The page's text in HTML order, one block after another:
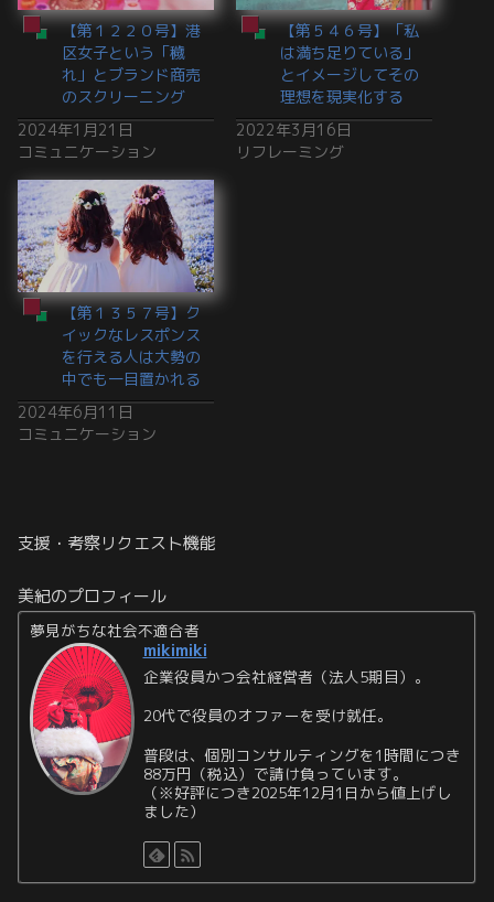
【第１２２０号】港
区女子という「穢
れ」とブランド商売
のスクリーニング
2024年1月21日
コミュニケーション
【第５４６号】「私
は満ち足りている」
とイメージしてその
理想を現実化する
2022年3月16日
リフレーミング
【第１３５７号】ク
イックなレスポンス
を行える人は大勢の
中でも一目置かれる
2024年6月11日
コミュニケーション
支援・考察リクエスト機能
美紀のプロフィール
夢見がちな社会不適合者
mikimiki
企業役員かつ会社経営者（法人5期目）。
20代で役員のオファーを受け就任。
普段は、個別コンサルティングを1時間につき
88万円（税込）で請け負っています。
（※好評につき2025年12月1日から値上げし
ました）